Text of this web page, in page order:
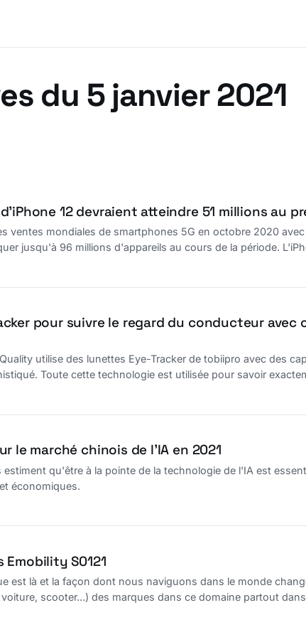
du 5 janvier 2021
12 devraient atteindre 51 millions au
ventes mondiales de smartphones 5G en octobre 2020
jusqu'à 96 millions d'appareils au cours de la période.
pour suivre le regard du conducteur
utilise des lunettes Eye-Tracker de tobiipro avec des
Toute cette technologie est utilisée pour savoir
le marché chinois de l’IA en 2021
estiment qu'être à la pointe de la technologie de l'IA est
économiques.
Emobility S0121
est là et la façon dont nous naviguons dans le monde
scooter…) des marques dans ce domaine partout